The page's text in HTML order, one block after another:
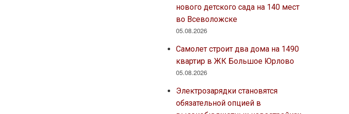
нового детского сада на 140 мест
во Всеволожске
05.08.2026
Самолет строит два дома на 1490
квартир в ЖК Большое Юрлово
05.08.2026
Электрозарядки становятся
обязательной опцией в